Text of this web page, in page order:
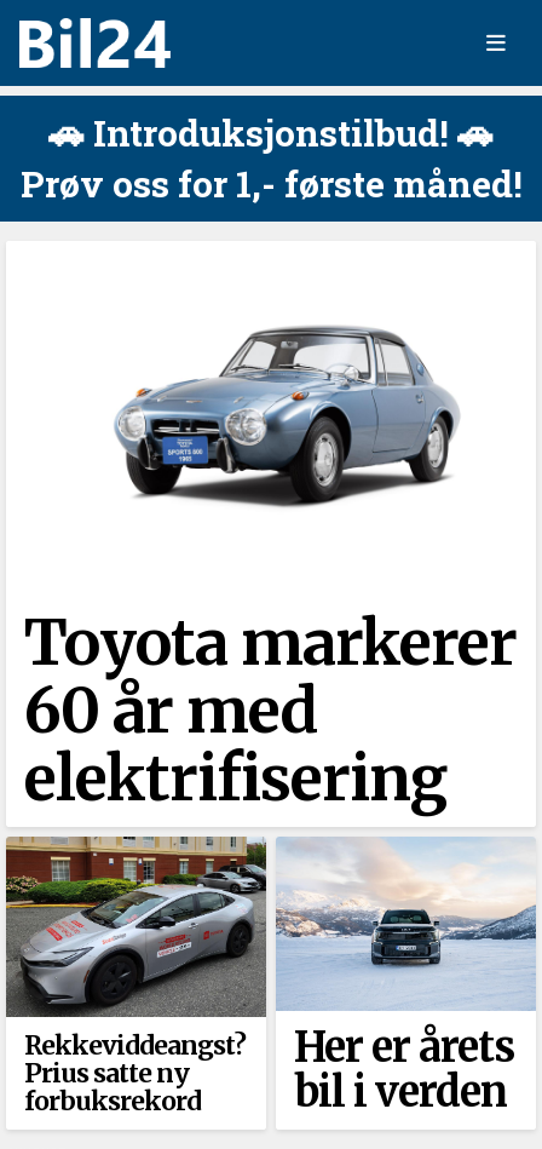
🚗 Introduksjonstilbud! 🚗
Prøv oss for 1,- første måned!
Toyota markerer
60 år med
elektrifisering
Rekkeviddeangst?
Prius satte ny
forbuksrekord
Her er årets
bil i verden